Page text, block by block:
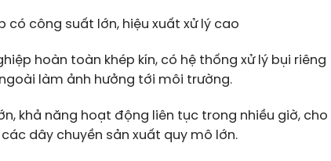
có công suất lớn, hiệu xuất xử lý cao
hoàn toàn khép kín, có hệ thống xử lý bụi riêng
làm ảnh hưởng tới môi trường.
khả năng hoạt động liên tục trong nhiều giờ, cho
dây chuyền sản xuất quy mô lớn.